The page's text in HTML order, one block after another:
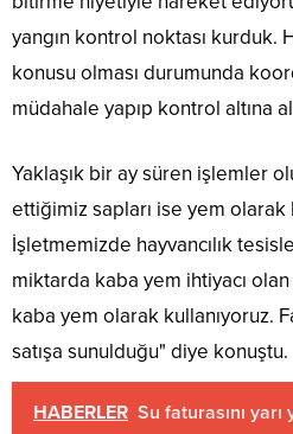
yangın kontrol noktası kurduk.
konusu olması durumunda
müdahale yapıp kontrol altına
Yaklaşık bir ay süren işlemler
ettiğimiz sapları ise yem olarak
İşletmemizde hayvancılık
miktarda kaba yem ihtiyacı
kaba yem olarak kullanıyoruz.
satışa sunulduğu" diye konuştu.
HABERLER Su faturasını yarı